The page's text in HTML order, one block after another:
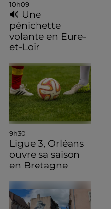
10h09
🔊 Une
pénichette
volante en Eure-
et-Loir
9h30
Ligue 3, Orléans
ouvre sa saison
en Bretagne